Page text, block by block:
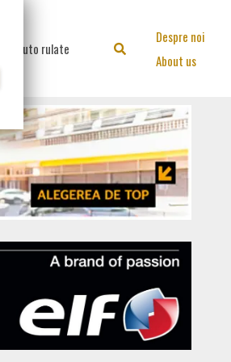
Auto rulate Search
Despre noi
About us